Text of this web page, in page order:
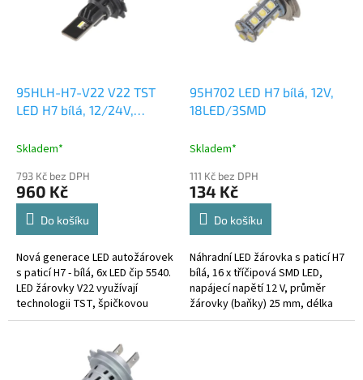
95HLH-H7-V22 V22 TST
LED H7 bílá, 12/24V,
Skladem*
793 Kč bez DPH
960 Kč
Do košíku
Nová generace LED autožárovek
s paticí H7 - bílá, 6x LED čip 5540.
LED žárovky V22 využívají
technologii TST, špičkovou
inovaci, která zajišťuje
95H702 LED H7 bílá, 12V,
18LED/3SMD
Skladem*
111 Kč bez DPH
134 Kč
Do košíku
Náhradní LED žárovka s paticí H7
bílá, 16 x tříčipová SMD LED,
napájecí napětí 12 V, průměr
žárovky (baňky) 25 mm, délka
35mm. Technické parametry -